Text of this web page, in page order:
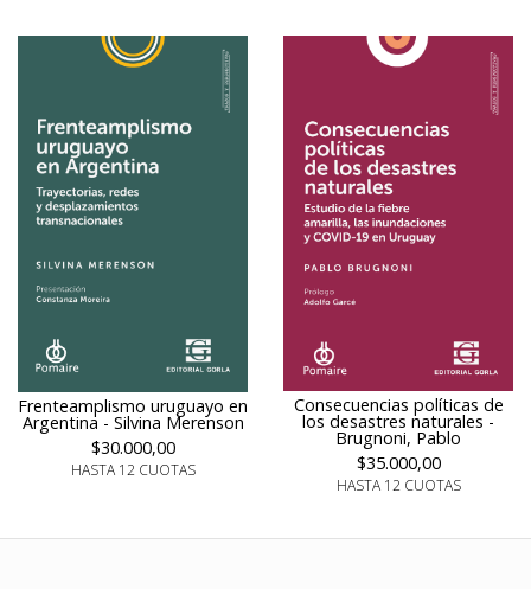
Frenteamplismo uruguayo en
Argentina - Silvina Merenson
$30.000,00
HASTA 12 CUOTAS
Consecuencias políticas de
los desastres naturales -
Brugnoni, Pablo
$35.000,00
HASTA 12 CUOTAS